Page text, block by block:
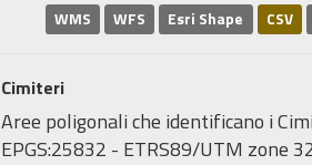
WMS WFS Esri Shape CSV
Cimiteri
Aree poligonali che identificano i
EPGS:25832 - ETRS89/UTM zone